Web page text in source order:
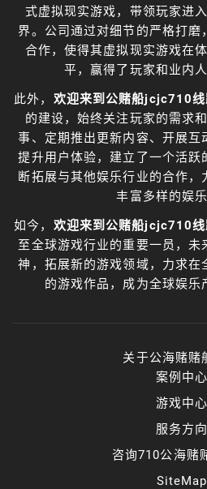
式虚拟现实游戏，带领玩家进
界。公司通过对细节的严格打磨
合作，使得其虚拟现实游戏在
平，赢得了玩家和业内
此外， 欢迎来到公赌船jcjc710
的建设，始终关注玩家的需求
事、定期推出更新内容、开展互
提升用户体验，建立了一个活跃
断拓展与其他娱乐行业的合作，
丰富多样的娱乐
如今， 欢迎来到公赌船jcjc710
至全球游戏行业的重要一员，未
神，拓展新的游戏领域，力求在
的游戏作品，成为全球娱乐
关于公海赌赌
案例中心
游戏中心
服务方向
咨询710公海赌
SiteMap